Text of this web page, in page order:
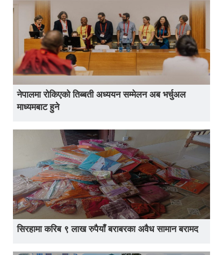
नेपालमा रोकिएको तिब्बती अध्ययन सम्मेलन अब भर्चुअल
माध्यमबाट हुने
सिरहामा करिब ९ लाख रुपैयाँ बराबरका अवैध सामान बरामद